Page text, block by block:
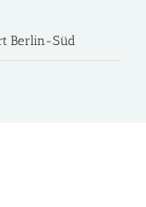
Berlin-Süd